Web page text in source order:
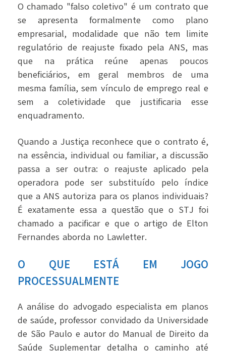
O chamado "falso coletivo" é um contrato que
se apresenta formalmente como plano
empresarial, modalidade que não tem limite
regulatório de reajuste fixado pela ANS, mas
que na prática reúne apenas poucos
beneficiários, em geral membros de uma
mesma família, sem vínculo de emprego real e
sem a coletividade que justificaria esse
enquadramento.
Quando a Justiça reconhece que o contrato é,
na essência, individual ou familiar, a discussão
passa a ser outra: o reajuste aplicado pela
operadora pode ser substituído pelo índice
que a ANS autoriza para os planos individuais?
É exatamente essa a questão que o STJ foi
chamado a pacificar e que o artigo de Elton
Fernandes aborda no Lawletter.
O QUE ESTÁ EM JOGO
PROCESSUALMENTE
A análise do advogado especialista em planos
de saúde, professor convidado da Universidade
de São Paulo e autor do Manual de Direito da
Saúde Suplementar detalha o caminho até